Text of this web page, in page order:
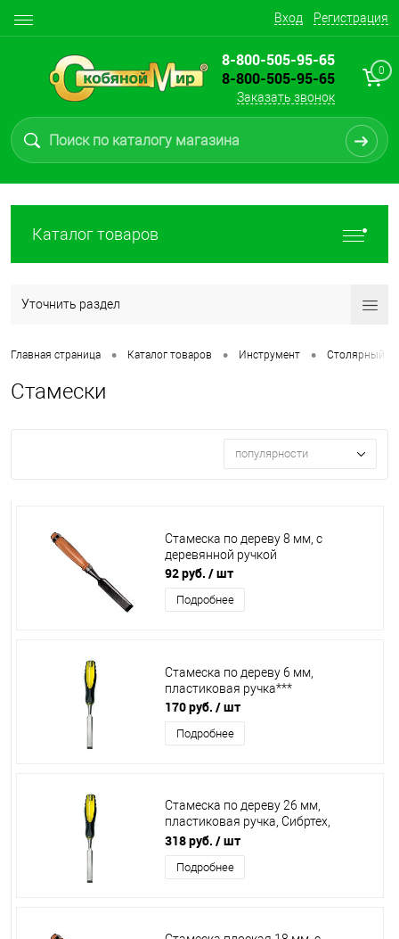
Вход Регистрация
8-800-505-95-65
8-800-505-95-65
Заказать звонок
0
Каталог товаров
Уточнить раздел
Главная страница • Каталог товаров • Инструмент • Столярный и
Стамески
популярности
Стамеска по дереву 8 мм, с
деревянной ручкой
92 руб. / шт
Подробнее
Стамеска по дереву 6 мм,
пластиковая ручка***
170 руб. / шт
Подробнее
Стамеска по дереву 26 мм,
пластиковая ручка, Сибртех,
24726***
318 руб. / шт
Подробнее